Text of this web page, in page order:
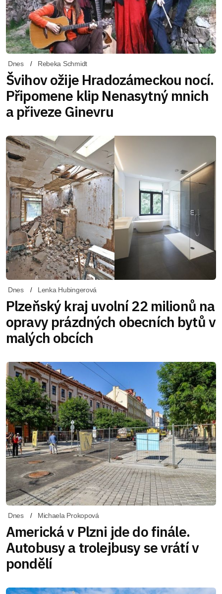
Dnes Rebeka Schmidt
Švihov ožije Hradozámeckou nocí.
Připomene klip Nenasytný mnich
a přiveze Ginevru
Dnes Lenka Hubingerová
Plzeňský kraj uvolní 22 milionů na
opravy prázdných obecních bytů v
malých obcích
Dnes Michaela Prokopová
Americká v Plzni jde do finále.
Autobusy a trolejbusy se vrátí v
pondělí